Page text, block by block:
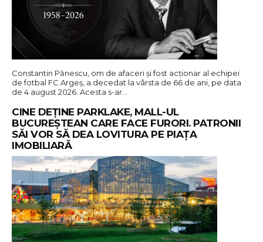
Constantin Pănescu, om de afaceri și fost acționar al echipei
de fotbal FC Argeș, a decedat la vârsta de 66 de ani, pe data
de 4 august 2026. Acesta s-ar…
CINE DEȚINE PARKLAKE, MALL-UL
BUCUREȘTEAN CARE FACE FURORI. PATRONII
SĂI VOR SĂ DEA LOVITURA PE PIAȚA
IMOBILIARĂ